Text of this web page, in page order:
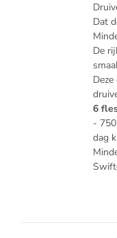
Dat
De
6
-
dag